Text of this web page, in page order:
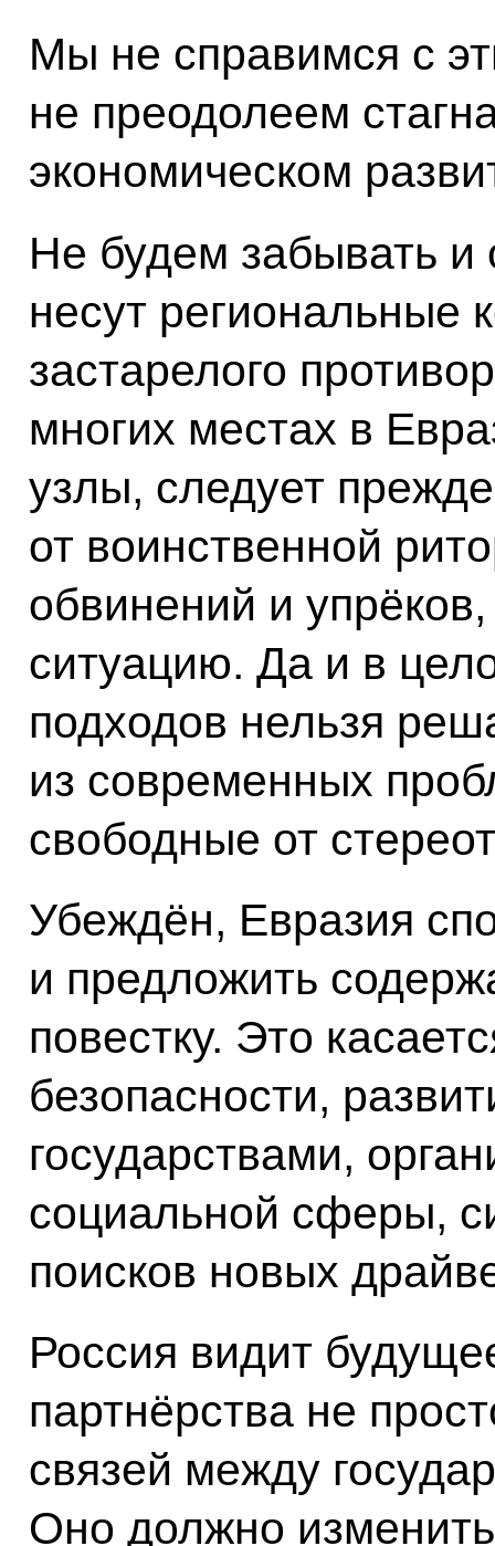
Мы не справимся с
не преодолеем
экономическом
Не будем забывать и
несут региональные
застарелого
многих местах в
узлы, следует прежде
от воинственной
обвинений и
ситуацию. Да и в
подходов нельзя
из современных
свободные от
Убеждён, Евразия
и предложить
повестку. Это
безопасности,
государствами,
социальной сферы,
поисков новых
Россия видит
партнёрства не
связей между
Оно должно